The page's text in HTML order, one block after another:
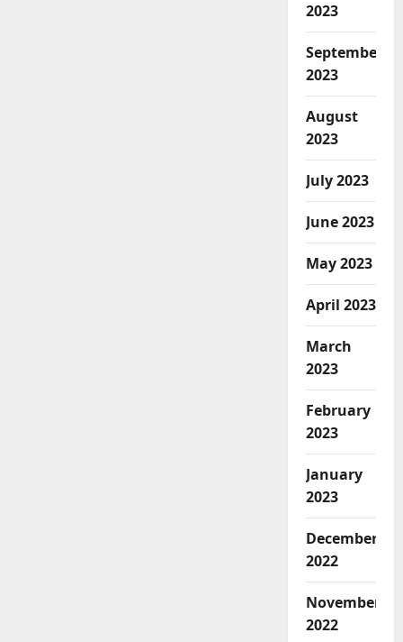
2023
September
2023
August
2023
July 2023
June 2023
May 2023
April 2023
March
2023
February
2023
January
2023
December
2022
November
2022